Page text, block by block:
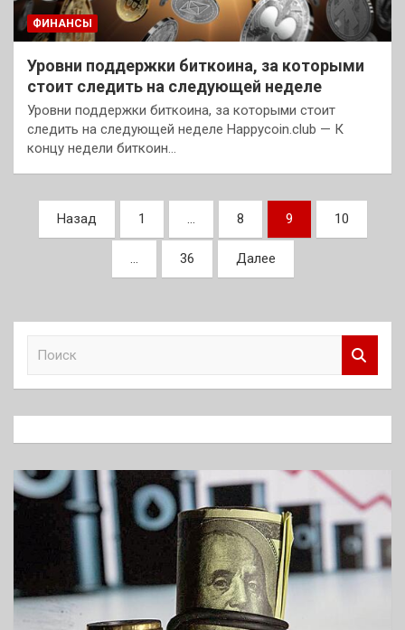
ФИНАНСЫ
Уровни поддержки биткоина, за которыми
стоит следить на следующей неделе
Уровни поддержки биткоина, за которыми стоит
следить на следующей неделе Happycoin.club — К
концу недели биткоин…
Пагинация
записей
Назад 1 … 8 9 10
… 36 Далее
к